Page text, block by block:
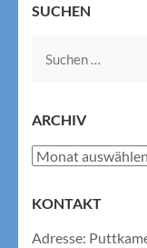
SUCHEN
Suchen
ARCHIV
Archiv
KONTAKT
Adresse: